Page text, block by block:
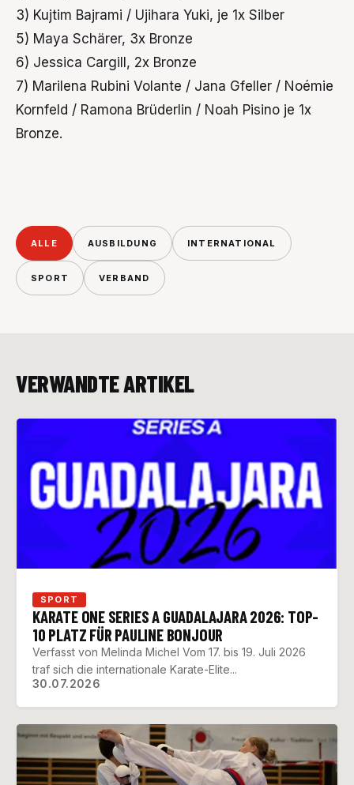
3) Kujtim Bajrami / Ujihara Yuki, je 1x Silber
5) Maya Schärer, 3x Bronze
6) Jessica Cargill, 2x Bronze
7) Marilena Rubini Volante / Jana Gfeller / Noémie
Kornfeld / Ramona Brüderlin / Noah Pisino je 1x
Bronze.
ALLE AUSBILDUNG INTERNATIONAL
SPORT VERBAND
VERWANDTE ARTIKEL
SPORT
30.07.2026
KARATE ONE SERIES A GUADALAJARA 2026: TOP-
10 PLATZ FÜR PAULINE BONJOUR
Verfasst von Melinda Michel Vom 17. bis 19. Juli 2026
traf sich die internationale Karate-Elite...